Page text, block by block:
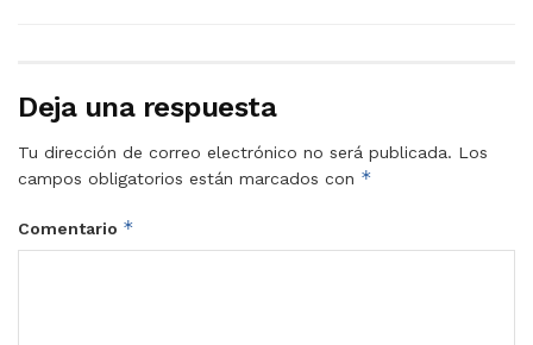
Deja una respuesta
Tu dirección de correo electrónico no será publicada. Los
campos obligatorios están marcados con *
Comentario *